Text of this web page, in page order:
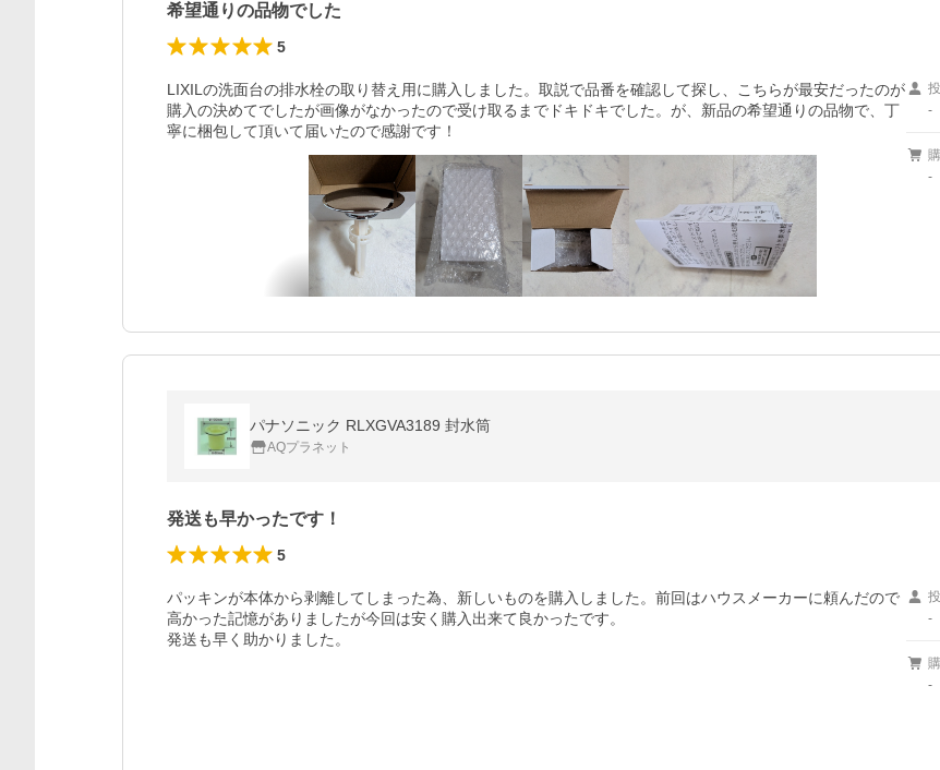
希望通りの品物でした
5
LIXILの洗面台の排水栓の取り替え用に購入しました。取説で品番を確認して探し、こちらが最安だったのが
購入の決めてでしたが画像がなかったので受け取るまでドキドキでした。が、新品の希望通りの品物で、丁
寧に梱包して頂いて届いたので感謝です！
-
-
パナソニック RLXGVA3189 封水筒
AQプラネット
発送も早かったです！
5
パッキンが本体から剥離してしまった為、新しいものを購入しました。前回はハウスメーカーに頼んだので
高かった記憶がありましたが今回は安く購入出来て良かったです。
発送も早く助かりました。
-
-